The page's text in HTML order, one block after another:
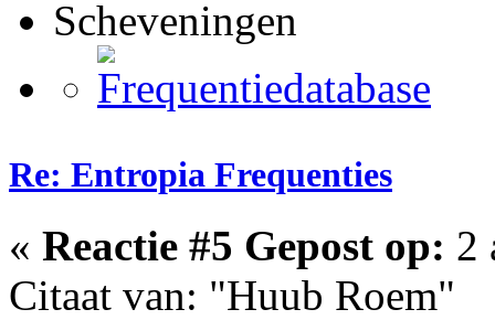
Scheveningen
Re: Entropia Frequenties
« Reactie #5 Gepost op: 2
Citaat van: "Huub Roem"